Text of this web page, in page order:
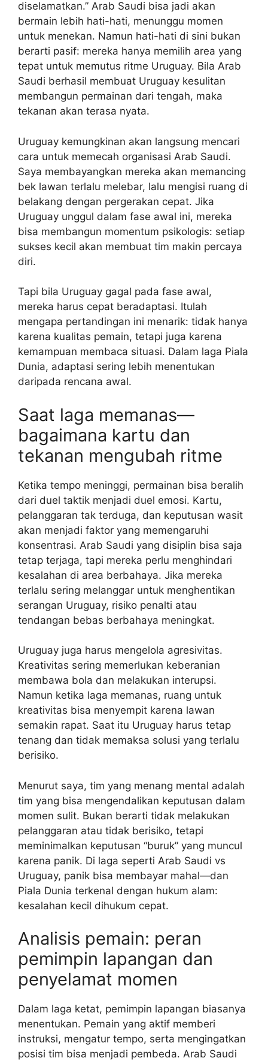
diselamatkan.” Arab Saudi bisa jadi akan
bermain lebih hati-hati, menunggu momen
untuk menekan. Namun hati-hati di sini bukan
berarti pasif: mereka hanya memilih area yang
tepat untuk memutus ritme Uruguay. Bila Arab
Saudi berhasil membuat Uruguay kesulitan
membangun permainan dari tengah, maka
tekanan akan terasa nyata.
Uruguay kemungkinan akan langsung mencari
cara untuk memecah organisasi Arab Saudi.
Saya membayangkan mereka akan memancing
bek lawan terlalu melebar, lalu mengisi ruang di
belakang dengan pergerakan cepat. Jika
Uruguay unggul dalam fase awal ini, mereka
bisa membangun momentum psikologis: setiap
sukses kecil akan membuat tim makin percaya
diri.
Tapi bila Uruguay gagal pada fase awal,
mereka harus cepat beradaptasi. Itulah
mengapa pertandingan ini menarik: tidak hanya
karena kualitas pemain, tetapi juga karena
kemampuan membaca situasi. Dalam laga Piala
Dunia, adaptasi sering lebih menentukan
daripada rencana awal.
Saat laga memanas—
bagaimana kartu dan
tekanan mengubah ritme
Ketika tempo meninggi, permainan bisa beralih
dari duel taktik menjadi duel emosi. Kartu,
pelanggaran tak terduga, dan keputusan wasit
akan menjadi faktor yang memengaruhi
konsentrasi. Arab Saudi yang disiplin bisa saja
tetap terjaga, tapi mereka perlu menghindari
kesalahan di area berbahaya. Jika mereka
terlalu sering melanggar untuk menghentikan
serangan Uruguay, risiko penalti atau
tendangan bebas berbahaya meningkat.
Uruguay juga harus mengelola agresivitas.
Kreativitas sering memerlukan keberanian
membawa bola dan melakukan interupsi.
Namun ketika laga memanas, ruang untuk
kreativitas bisa menyempit karena lawan
semakin rapat. Saat itu Uruguay harus tetap
tenang dan tidak memaksa solusi yang terlalu
berisiko.
Menurut saya, tim yang menang mental adalah
tim yang bisa mengendalikan keputusan dalam
momen sulit. Bukan berarti tidak melakukan
pelanggaran atau tidak berisiko, tetapi
meminimalkan keputusan “buruk” yang muncul
karena panik. Di laga seperti Arab Saudi vs
Uruguay, panik bisa membayar mahal—dan
Piala Dunia terkenal dengan hukum alam:
kesalahan kecil dihukum cepat.
Analisis pemain: peran
pemimpin lapangan dan
penyelamat momen
Dalam laga ketat, pemimpin lapangan biasanya
menentukan. Pemain yang aktif memberi
instruksi, mengatur tempo, serta mengingatkan
posisi tim bisa menjadi pembeda. Arab Saudi